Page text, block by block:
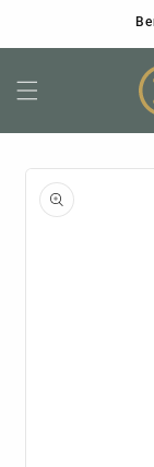
informação
do produto